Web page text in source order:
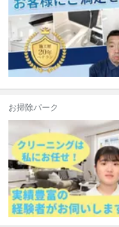
お掃除パーク